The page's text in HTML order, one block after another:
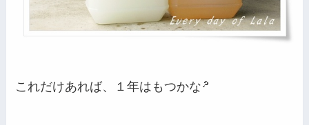
これだけあれば、１年はもつかな